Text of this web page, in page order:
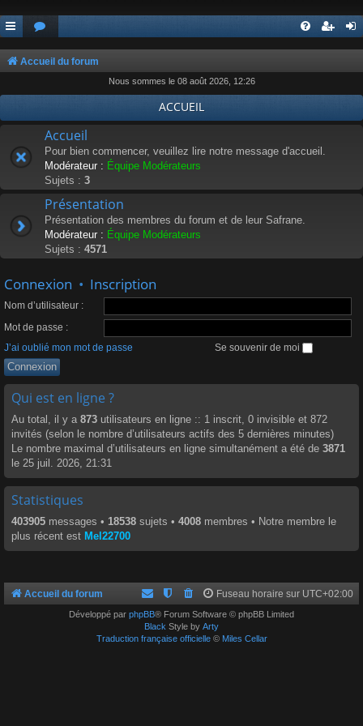
Accueil du forum
Nous sommes le 08 août 2026, 12:26
ACCUEIL
Accueil
Pour bien commencer, veuillez lire notre message d'accueil.
Modérateur : Équipe Modérateurs
Sujets : 3
Présentation
Présentation des membres du forum et de leur Safrane.
Modérateur : Équipe Modérateurs
Sujets : 4571
Connexion • Inscription
Nom d’utilisateur :
Mot de passe :
J’ai oublié mon mot de passe
Se souvenir de moi
Qui est en ligne ?
Au total, il y a 873 utilisateurs en ligne :: 1 inscrit, 0 invisible et 872
invités (selon le nombre d’utilisateurs actifs des 5 dernières minutes)
Le nombre maximal d’utilisateurs en ligne simultanément a été de 3871
le 25 juil. 2026, 21:31
Statistiques
403905 messages • 18538 sujets • 4008 membres • Notre membre le
plus récent est Mel22700
Accueil du forum Fuseau horaire sur UTC+02:00
Développé par phpBB® Forum Software © phpBB Limited
Black Style by Arty
Traduction française officielle© Miles Cellar